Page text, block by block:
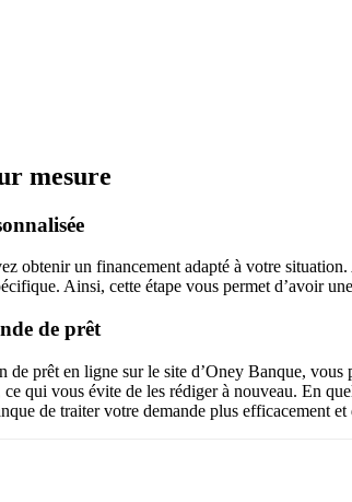
mesure
obtenir un financement adapté à votre
Ainsi, cette étape vous permet d’avoir
de prêt
prêt en ligne sur le site d’Oney Banque,
qui vous évite de les rédiger à nouveau. En
de traiter votre demande plus efficacement